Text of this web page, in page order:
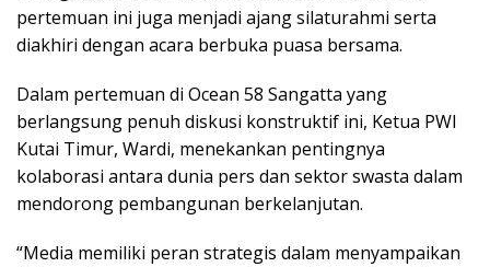
pertemuan ini juga menjadi ajang silaturahmi serta
diakhiri dengan acara berbuka puasa bersama.
Dalam pertemuan di Ocean 58 Sangatta yang
berlangsung penuh diskusi konstruktif ini, Ketua PWI
Kutai Timur, Wardi, menekankan pentingnya
kolaborasi antara dunia pers dan sektor swasta dalam
mendorong pembangunan berkelanjutan.
“Media memiliki peran strategis dalam menyampaikan